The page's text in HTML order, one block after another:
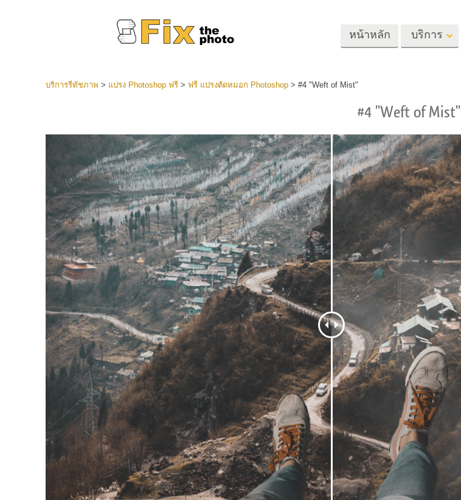
หน้าหลัก บริการ
บริการแก้ไขภาพงาน
แต่งงาน
โมเดลเสื้อผ้าที่สร้างโดย AI
บริการรีทัชสินค้า บริการรีทัชเครื่องประดับ
Lightroom
คอลเลคชันที่ตั้งไว้ล่วง
หน้า LR ทั้งชุด
พรีเซ็ตข้อเสนอที่ดีที่สุด
คอลเลกชันมือถือ
Photoshop Actions
โอเวอร์เลย์ Photoshop
Photoshop Textures
Ps Actions คอลเลกชัน
ทั้งหมด
Ps ซ้อนทับคอลเลกชัน
ทั้งหมด
บริการรีทัชภาพ > แปรง Photoshop ฟรี> ฟรี แปรงตัดหมอก Photoshop> #4 "Weft of Mist"
#4 "Weft of Mist"